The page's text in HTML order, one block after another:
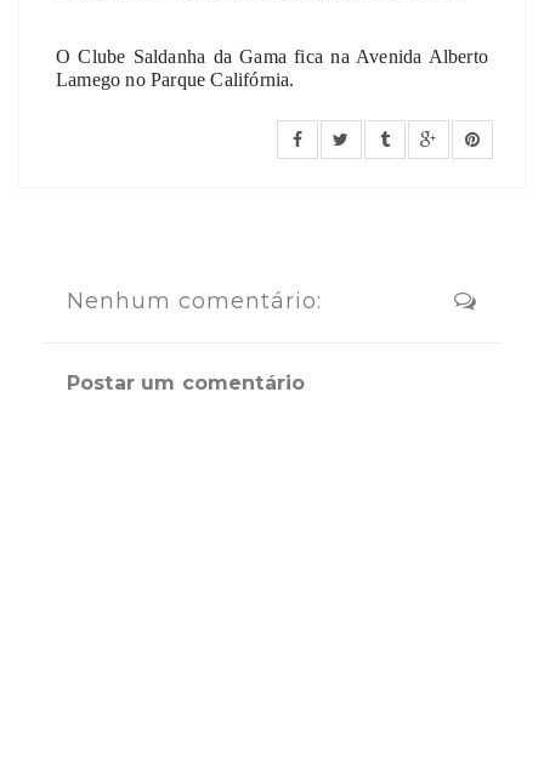
O Clube Saldanha da Gama fica na Avenida Alberto
Lamego no Parque Califórnia.
Nenhum comentário:
Postar um comentário